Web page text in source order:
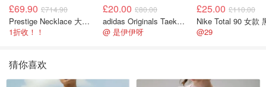
£69.90 £714.90
Prestige Necklace 大溪地珍珠项链 10-11mm
1折收！！
£20.00 £80.00
adidas Originals Taekwondo 女款黑色运动鞋
@ 是伊伊呀
£25.00 £110.00
Nike Total 90 女款
@29
猜你喜欢